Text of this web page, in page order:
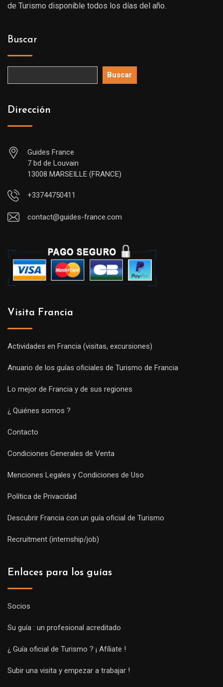
de Turismo disponible todos los días del año.
Buscar
Buscar
Dirección
Guides France
7 bd de Louvain
13008 MARSEILLE (FRANCE)
+33744750411
contact@guides-france.com
Visita Francia
Actividades en Francia (visitas, excursiones)
Anuario de los guías oficiales de Turismo de Francia
Lo mejor de Francia y de sus regiones
¿ Quiénes somos ?
Contacto
Condiciones Generales de Venta
Menciones Legales y Condiciones de Uso
Política de Privacidad
Descubrir Francia con un guía oficial de Turismo
Recruitment (internship/job)
Enlaces para los guías
Socios
Su guía : un profesional acreditado
¿ Guía oficial de Turismo ? ¡ Afíliate !
Subir una visita y empezar a trabajar !